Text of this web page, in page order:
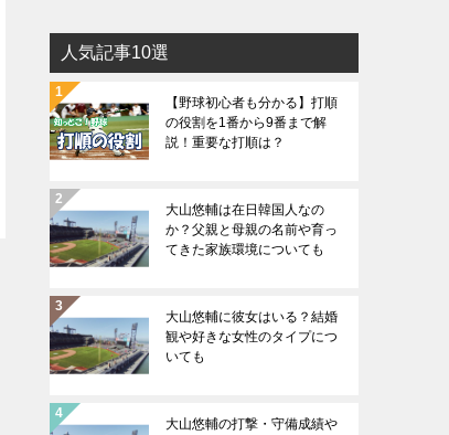
人気記事10選
【野球初心者も分かる】打順
の役割を1番から9番まで解
説！重要な打順は？
大山悠輔は在日韓国人なの
か？父親と母親の名前や育っ
てきた家族環境についても
大山悠輔に彼女はいる？結婚
観や好きな女性のタイプにつ
いても
大山悠輔の打撃・守備成績や